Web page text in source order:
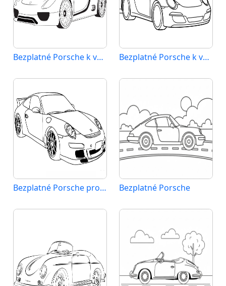
Bezplatné Porsche k vytisknutí Bezplatné Porsche k vytištění
Bezplatné Porsche pro děti Bezplatné Porsche